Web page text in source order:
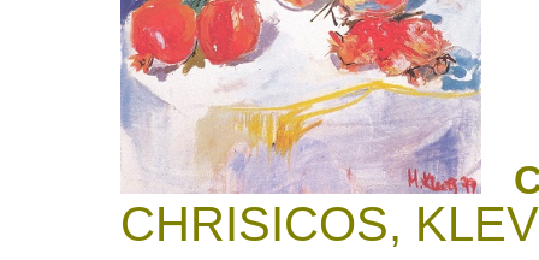
CHRISICOS,